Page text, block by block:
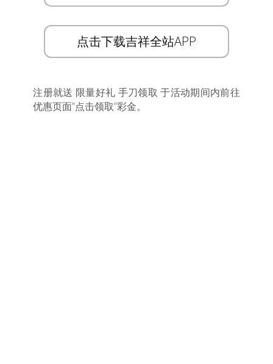
点击下载吉祥全站APP
注册就送 限量好礼 手刀领取 于活动期间内前往
优惠页面”点击领取”彩金。